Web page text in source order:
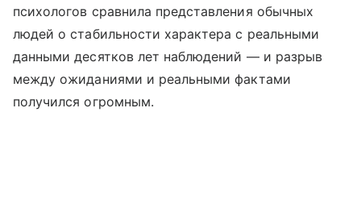
психологов сравнила представления обычных
людей о стабильности характера с реальными
данными десятков лет наблюдений — и разрыв
между ожиданиями и реальными фактами
получился огромным.